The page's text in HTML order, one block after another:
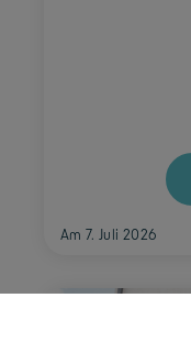
Am 7. Juli 2026